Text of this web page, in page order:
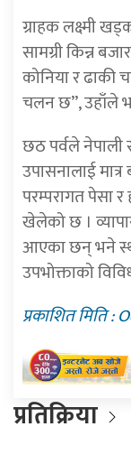
ग्राहक लक्ष्मी
सामग्री किन्न
कोनिया र ढाकी
चलन छ”, उहाँले
छठ पर्वले नेपाली
उपासनालाई
परम्परागत पेसा
खेलेको छ ।
आएका छन् भने
उपभोक्ताको
प्रकाशित मिति
प्रतिक्रिया